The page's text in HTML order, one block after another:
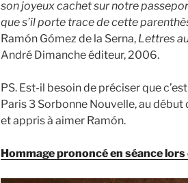
son joyeux cachet sur notre
que s’il porte trace de cette
Ramón Gómez de la Serna, Lettres
André Dimanche éditeur, 2006.
PS. Est-il besoin de préciser que
Paris 3 Sorbonne Nouvelle, au début
et appris à aimer Ramón.
Hommage prononcé en séance